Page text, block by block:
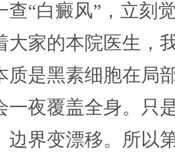
查“白癜风”，立刻
大家的本院医生，
质是黑素细胞在局
一夜覆盖全身。只
边界变漂移。所以